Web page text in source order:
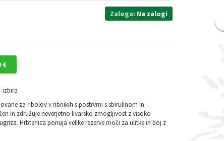
Zaloga: Na zalogi
€
izbira
za ribolov v ribnikih s postrvmi s sbirulinom in
in združuje neverjetno livarsko zmogljivost z visoko
Hrbtenica ponuja velike rezerve moči za ulitke in boj z